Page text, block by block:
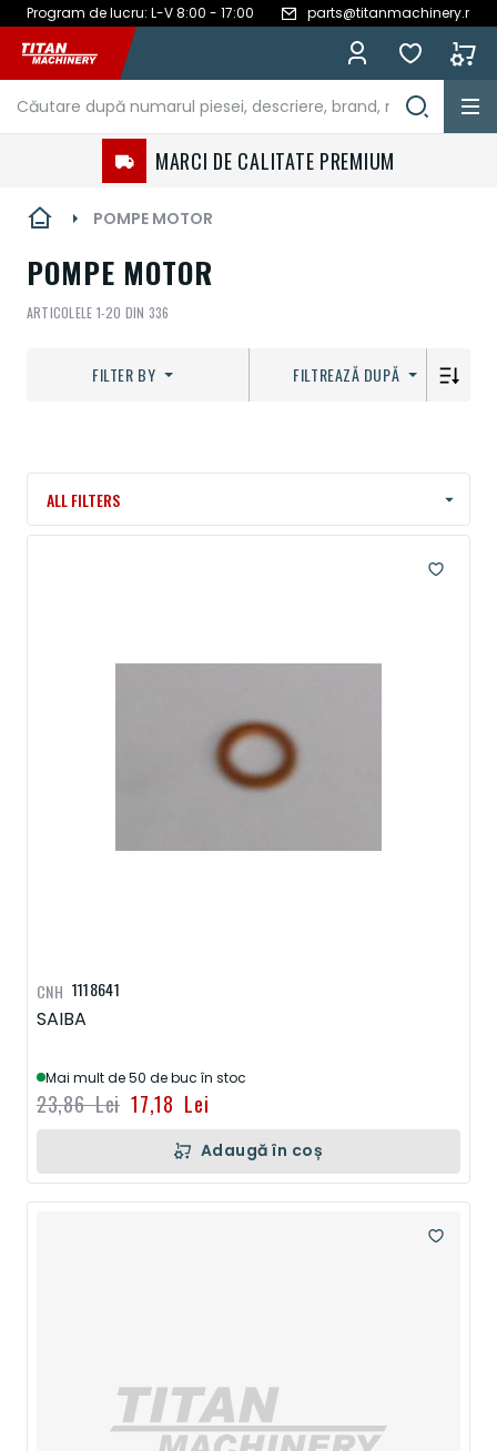
Program de lucru: L-V 8:00 - 17:00 parts@titanmachinery.ro
Mergeți
la
Conținut
MARCI DE CALITATE PREMIUM
POMPE MOTOR
POMPE MOTOR
ALL FILTERS
ARTICOLELE 1-20 DIN 336
FILTER BY FILTREAZĂ DUPĂ
1118641
SAIBA
Mai mult de 50 de buc în stoc
17,18 Lei
23,86 Lei
CNH
Adaugă în coș